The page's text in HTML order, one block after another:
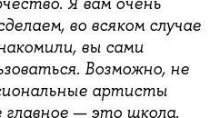
во всяком случае
вы сами
Возможно, не
артисты
— это школа.